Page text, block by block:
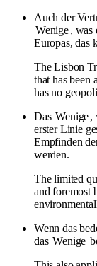
Auch der
Wenige, was
Europas, das
The Lisbon
that has been
has no
Das Wenige,
erster Linie
Empfinden
werden.
The limited
and foremost
Wenn das
das Wenige